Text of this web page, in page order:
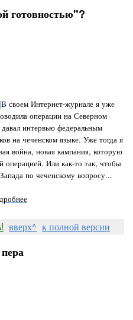
готовностью"?
В своем Интернет-журнале я уже
операции на Северном
интервью федеральным
на чеченском языке. Уже тогда я
война, новая кампания, которую
операцией. Или как-то так, чтобы
по чеченскому вопросу...
вверх^ к полной версии